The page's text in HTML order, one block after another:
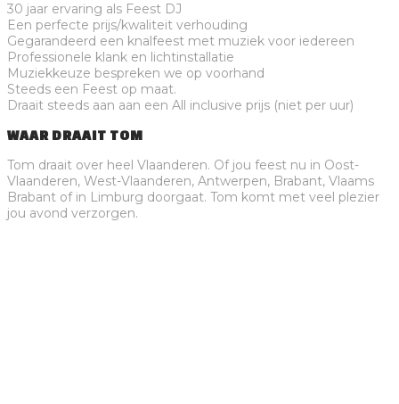
30 jaar ervaring als Feest DJ
Een perfecte prijs/kwaliteit verhouding
Gegarandeerd een knalfeest met muziek voor iedereen
Professionele klank en lichtinstallatie
Muziekkeuze bespreken we op voorhand
Steeds een Feest op maat.
Draait steeds aan aan een All inclusive prijs (niet per uur)
WAAR DRAAIT TOM
Tom draait over heel Vlaanderen. Of jou feest nu in Oost-
Vlaanderen, West-Vlaanderen, Antwerpen, Brabant, Vlaams
Brabant of in Limburg doorgaat. Tom komt met veel plezier
jou avond verzorgen.